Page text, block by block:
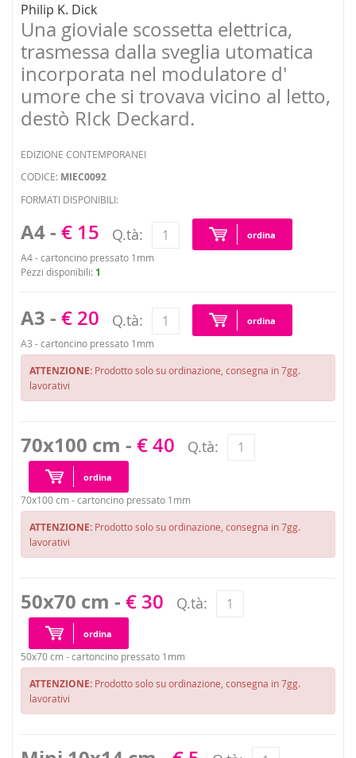
Philip K. Dick
Una gioviale scossetta elettrica,
trasmessa dalla sveglia utomatica
incorporata nel modulatore d'
umore che si trovava vicino al letto,
destò RIck Deckard.
EDIZIONE CONTEMPORANEI
CODICE: MIEC0092
FORMATI DISPONIBILI:
A4 - € 15 Q.tà: ordina
A4 - cartoncino pressato 1mm
Pezzi disponibili: 1
A3 - € 20 Q.tà: ordina
A3 - cartoncino pressato 1mm
ATTENZIONE: Prodotto solo su ordinazione, consegna in 7gg.
lavorativi
70x100 cm - € 40 Q.tà:
ordina
70x100 cm - cartoncino pressato 1mm
ATTENZIONE: Prodotto solo su ordinazione, consegna in 7gg.
lavorativi
50x70 cm - € 30 Q.tà:
ordina
50x70 cm - cartoncino pressato 1mm
ATTENZIONE: Prodotto solo su ordinazione, consegna in 7gg.
lavorativi